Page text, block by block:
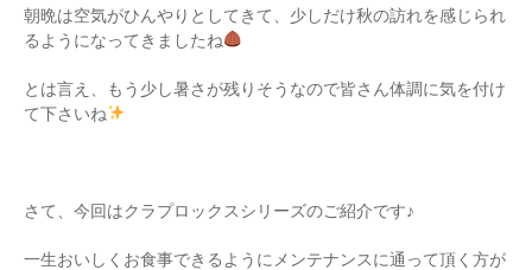
朝晩は空気がひんやりとしてきて、少しだけ秋の訪れを感じられ
るようになってきましたね
とは言え、もう少し暑さが残りそうなので皆さん体調に気を付け
て下さいね
さて、今回はクラプロックスシリーズのご紹介です♪
一生おいしくお食事できるようにメンテナンスに通って頂く方が